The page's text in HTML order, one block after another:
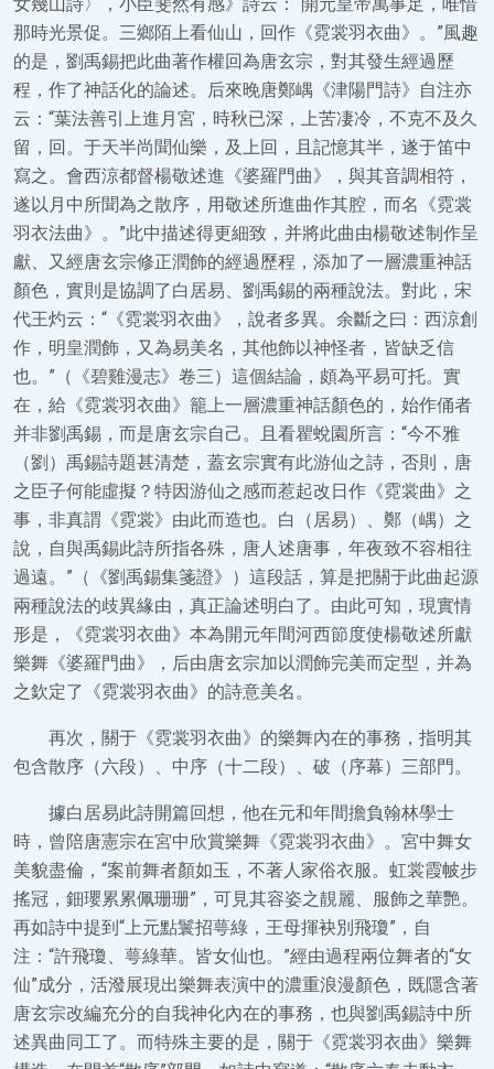
那時光景促。三鄉陌上看仙山，回作《霓裳羽衣曲》。”風趣
的是，劉禹錫把此曲著作權回為唐玄宗，對其發生經過歷
程，作了神話化的論述。后來晚唐鄭嵎《津陽門詩》自注亦
云：“葉法善引上進月宮，時秋已深，上苦凄冷，不克不及久
留，回。于天半尚聞仙樂，及上回，且記憶其半，遂于笛中
寫之。會西涼都督楊敬述進《婆羅門曲》，與其音調相符，
遂以月中所聞為之散序，用敬述所進曲作其腔，而名《霓裳
羽衣法曲》。”此中描述得更細致，并將此曲由楊敬述制作呈
獻、又經唐玄宗修正潤飾的經過歷程，添加了一層濃重神話
顏色，實則是協調了白居易、劉禹錫的兩種說法。對此，宋
代王灼云：“《霓裳羽衣曲》，說者多異。余斷之曰：西涼創
作，明皇潤飾，又為易美名，其他飾以神怪者，皆缺乏信
也。”（《碧雞漫志》卷三）這個結論，頗為平易可托。實
在，給《霓裳羽衣曲》籠上一層濃重神話顏色的，始作俑者
并非劉禹錫，而是唐玄宗自己。且看瞿蛻園所言：“今不雅
（劉）禹錫詩題甚清楚，蓋玄宗實有此游仙之詩，否則，唐
之臣子何能虛擬？特因游仙之感而惹起改日作《霓裳曲》之
事，非真謂《霓裳》由此而造也。白（居易）、鄭（嵎）之
說，自與禹錫此詩所指各殊，唐人述唐事，年夜致不容相往
過遠。”（《劉禹錫集箋證》）這段話，算是把關于此曲起源
兩種說法的歧異緣由，真正論述明白了。由此可知，現實情
形是，《霓裳羽衣曲》本為開元年間河西節度使楊敬述所獻
樂舞《婆羅門曲》，后由唐玄宗加以潤飾完美而定型，并為
之欽定了《霓裳羽衣曲》的詩意美名。
再次，關于《霓裳羽衣曲》的樂舞內在的事務，指明其
包含散序（六段）、中序（十二段）、破（序幕）三部門。
據白居易此詩開篇回想，他在元和年間擔負翰林學士
時，曾陪唐憲宗在宮中欣賞樂舞《霓裳羽衣曲》。宮中舞女
美貌盡倫，“案前舞者顏如玉，不著人家俗衣服。虹裳霞帔步
搖冠，鈿瓔累累佩珊珊”，可見其容姿之靚麗、服飾之華艷。
再如詩中提到“上元點鬟招萼綠，王母揮袂別飛瓊”，自
注：“許飛瓊、萼綠華。皆女仙也。”經由過程兩位舞者的“女
仙”成分，活潑展現出樂舞表演中的濃重浪漫顏色，既隱含著
唐玄宗改編充分的自我神化內在的事務，也與劉禹錫詩中所
述異曲同工了。而特殊主要的是，關于《霓裳羽衣曲》樂舞